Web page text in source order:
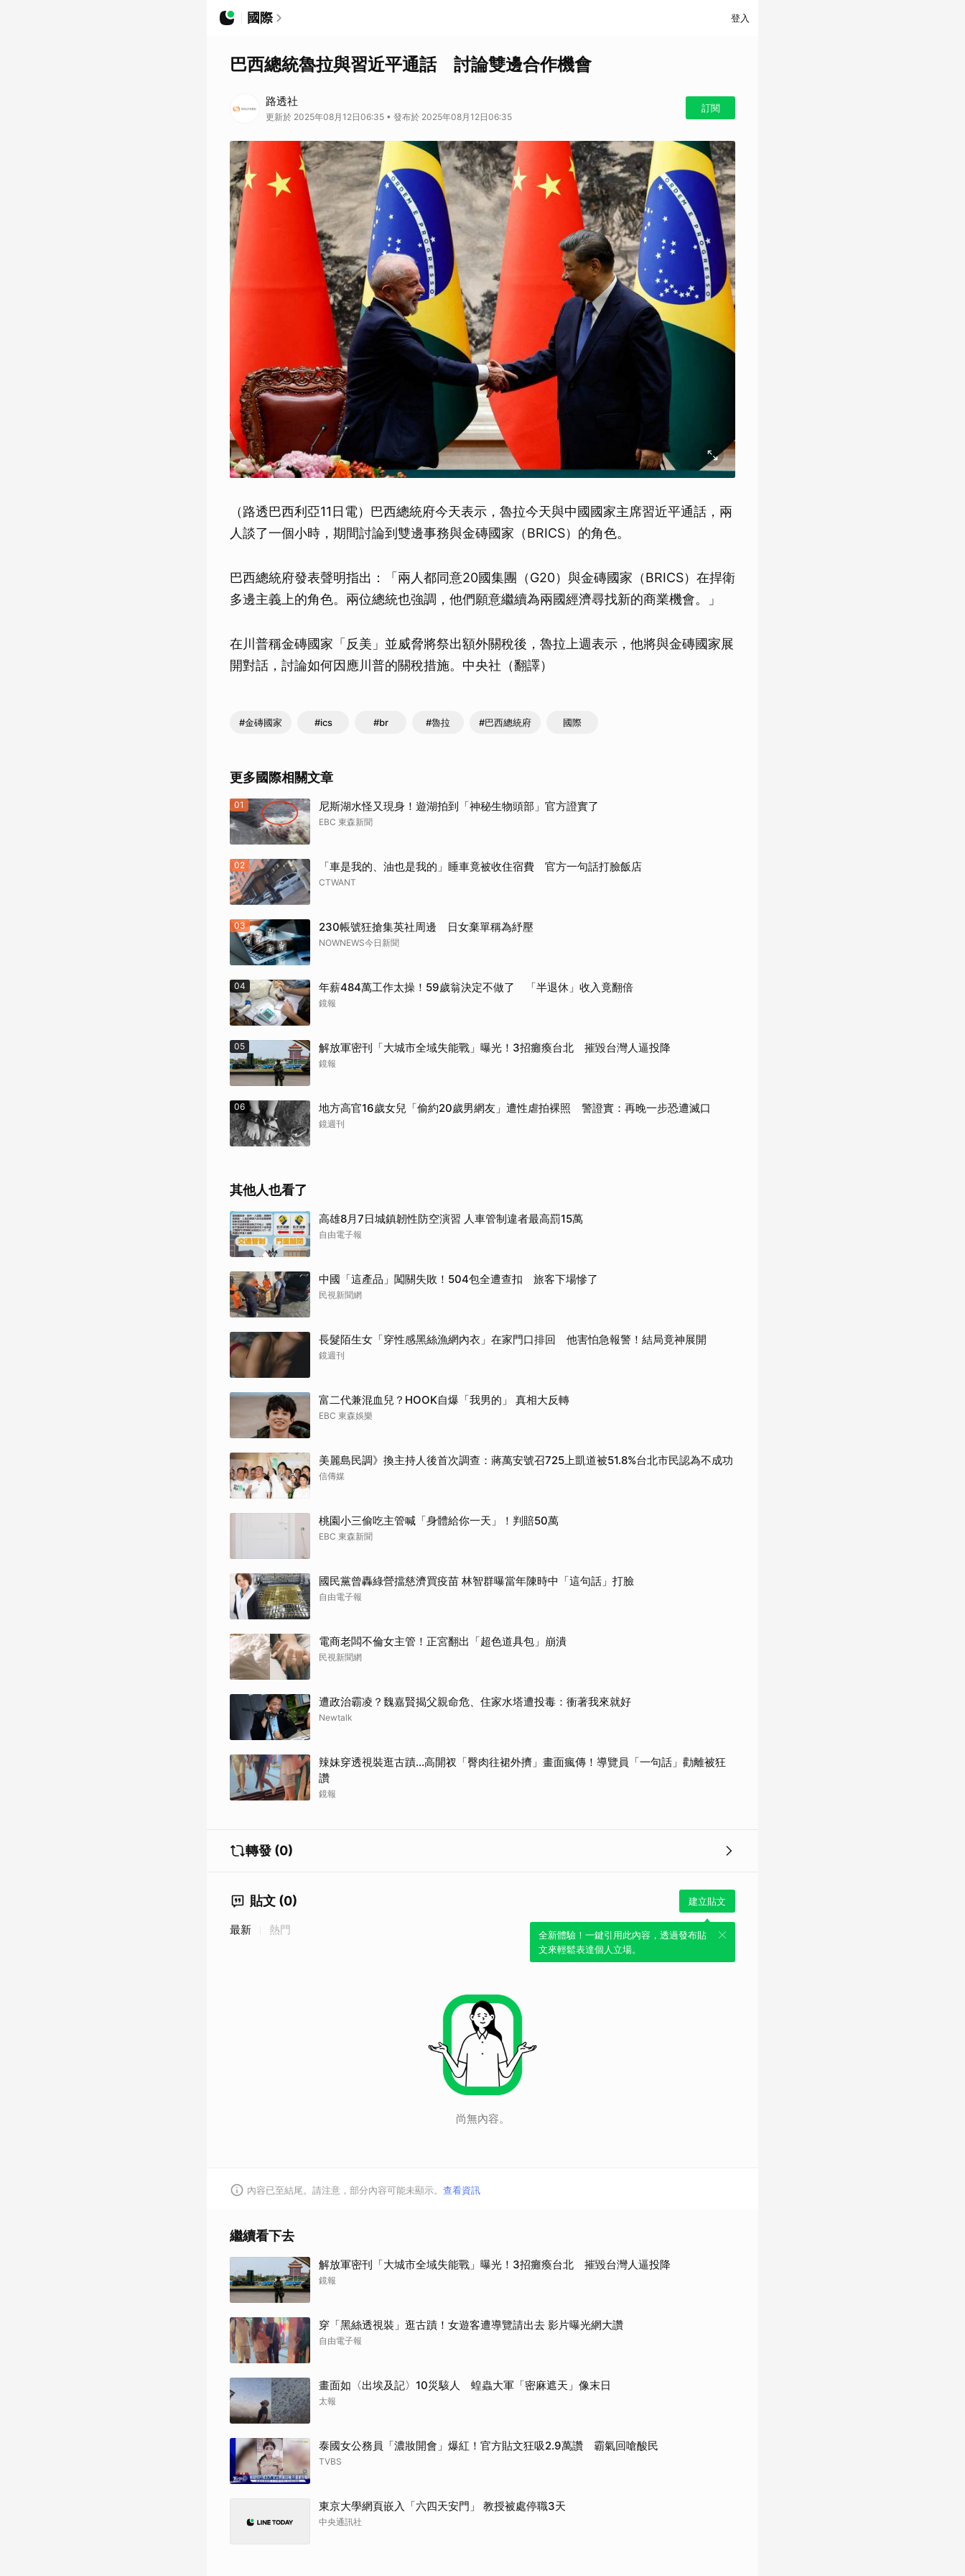
國際 登入
巴西總統魯拉與習近平通話 討論雙邊合作機會
路透社
更新於 2025年08月12日06:35 • 發布於 2025年08月12日06:35
訂閱
（路透巴西利亞11日電）巴西總統府今天表示，魯拉今天與中國國家主席習近平通話，兩
人談了一個小時，期間討論到雙邊事務與金磚國家（BRICS）的角色。
巴西總統府發表聲明指出：「兩人都同意20國集團（G20）與金磚國家（BRICS）在捍衛
多邊主義上的角色。兩位總統也強調，他們願意繼續為兩國經濟尋找新的商業機會。」
在川普稱金磚國家「反美」並威脅將祭出額外關稅後，魯拉上週表示，他將與金磚國家展
開對話，討論如何因應川普的關稅措施。中央社（翻譯）
#金磚國家 #ics #br #魯拉 #巴西總統府 國際
更多國際相關文章
01 尼斯湖水怪又現身！遊湖拍到「神秘生物頭部」官方證實了
EBC 東森新聞
02 「車是我的、油也是我的」睡車竟被收住宿費 官方一句話打臉飯店
CTWANT
03 230帳號狂搶集英社周邊 日女棄單稱為紓壓
NOWNEWS今日新聞
04 年薪484萬工作太操！59歲翁決定不做了 「半退休」收入竟翻倍
鏡報
05 解放軍密刊「大城市全域失能戰」曝光！3招癱瘓台北 摧毀台灣人逼投降
鏡報
06 地方高官16歲女兒「偷約20歲男網友」遭性虐拍裸照 警證實：再晚一步恐遭滅口
鏡週刊
其他人也看了
高雄8月7日城鎮韌性防空演習 人車管制違者最高罰15萬
自由電子報
中國「這產品」闖關失敗！504包全遭查扣 旅客下場慘了
民視新聞網
長髮陌生女「穿性感黑絲漁網內衣」在家門口排回 他害怕急報警！結局竟神展開
鏡週刊
富二代兼混血兒？HOOK自爆「我男的」 真相大反轉
EBC 東森娛樂
美麗島民調》換主持人後首次調查：蔣萬安號召725上凱道被51.8%台北市民認為不成功
信傳媒
桃園小三偷吃主管喊「身體給你一天」！判賠50萬
EBC 東森新聞
國民黨曾轟綠營擋慈濟買疫苗 林智群曝當年陳時中「這句話」打臉
自由電子報
電商老闆不倫女主管！正宮翻出「超色道具包」崩潰
民視新聞網
遭政治霸凌？魏嘉賢揭父親命危、住家水塔遭投毒：衝著我來就好
Newtalk
辣妹穿透視裝逛古蹟…高開衩「臀肉往裙外擠」畫面瘋傳！導覽員「一句話」勸離被狂
讚
鏡報
轉發 (0)
貼文 (0) 建立貼文
全新體驗！一鍵引用此內容，透過發布貼
文來輕鬆表達個人立場。
最新 熱門
尚無內容。
內容已至結尾。請注意，部分內容可能未顯示。 查看資訊
繼續看下去
解放軍密刊「大城市全域失能戰」曝光！3招癱瘓台北 摧毀台灣人逼投降
鏡報
穿「黑絲透視裝」逛古蹟！女遊客遭導覽請出去 影片曝光網大讚
自由電子報
畫面如〈出埃及記〉10災駭人 蝗蟲大軍「密麻遮天」像末日
太報
泰國女公務員「濃妝開會」爆紅！官方貼文狂吸2.9萬讚 霸氣回嗆酸民
TVBS
東京大學網頁嵌入「六四天安門」 教授被處停職3天
中央通訊社